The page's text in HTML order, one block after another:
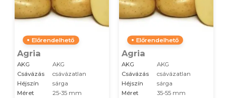
Előrendelhető
Agria
AKG
AKG
Csávázás
csávázatlan
Héjszín
sárga
Méret
25-35 mm
Előrendelhető
Agria
AKG
AKG
Csávázás
csávázatlan
Héjszín
sárga
Méret
35-55 mm